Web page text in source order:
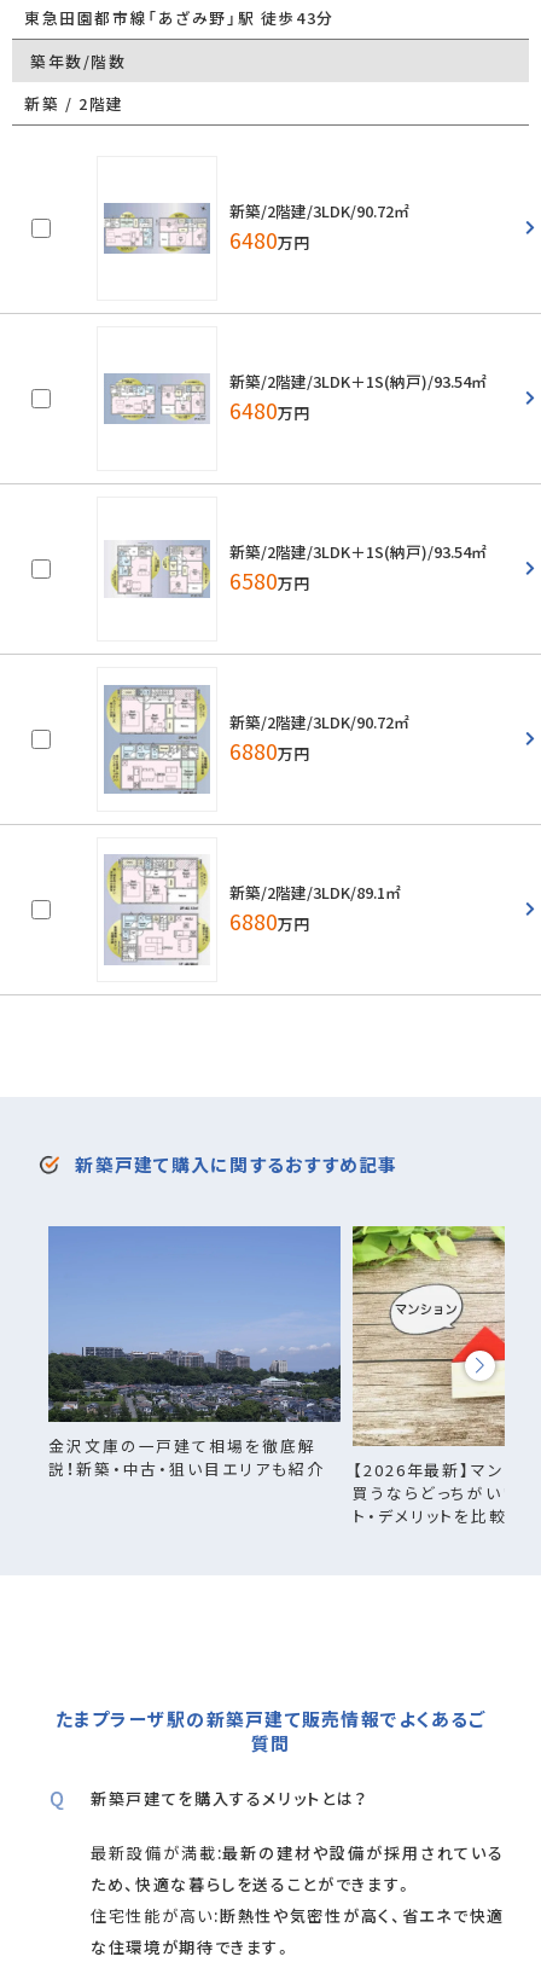
東急田園都市線「あざみ野」駅 徒歩43分
築年数/階数
新築 / 2階建
新築/2階建/3LDK/90.72㎡
6480万円
新築/2階建/3LDK＋1S(納戸)/93.54㎡
6480万円
新築/2階建/3LDK＋1S(納戸)/93.54㎡
6580万円
新築/2階建/3LDK/90.72㎡
6880万円
新築/2階建/3LDK/89.1㎡
6880万円
新築戸建て購入に関するおすすめ記事
金沢文庫の一戸建て相場を徹底解
説！新築・中古・狙い目エリアも紹介
【2026年最新】マンシ
買うならどっちがいい
ト・デメリットを比較
たまプラーザ駅の新築戸建て販売情報でよくあるご
質問
新築戸建てを購入するメリットとは？
最新設備が満載:最新の建材や設備が採用されている
ため、快適な暮らしを送ることができます。
住宅性能が高い:断熱性や気密性が高く、省エネで快適
な住環境が期待できます。